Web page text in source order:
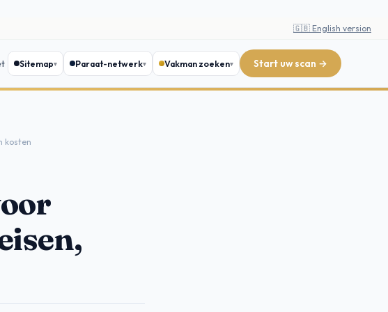
🇬🇧 English version
Sitemap Paraat-netwerk Vakman zoeken Start uw scan →
kosten